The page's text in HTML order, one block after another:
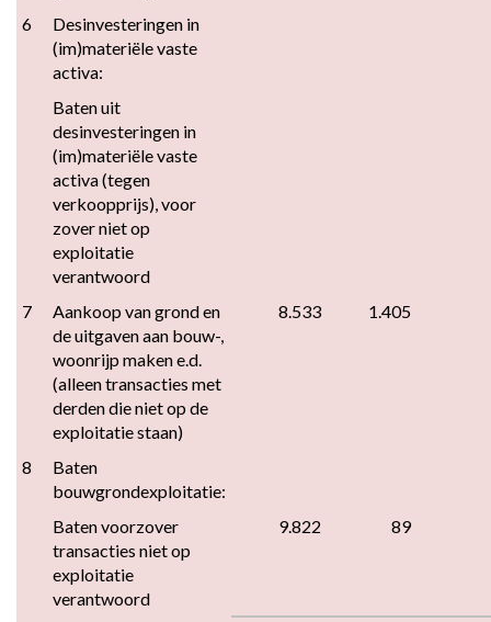
6
Desinvesteringen in
(im)materiële vaste
activa:
Baten uit
desinvesteringen in
(im)materiële vaste
activa (tegen
verkoopprijs), voor
zover niet op
exploitatie
verantwoord
7
Aankoop van grond en
de uitgaven aan bouw-,
woonrijp maken e.d.
(alleen transacties met
derden die niet op de
exploitatie staan)
8.533 1.405
8
Baten
bouwgrondexploitatie:
Baten voorzover
transacties niet op
exploitatie
verantwoord
9.822 89